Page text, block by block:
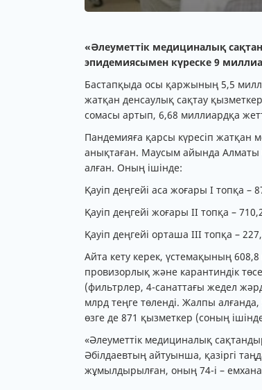
«Әлеуметтік медициналық
эпидемиясымен күреске 9
Бастапқыда осы қаржының 5,5
жатқан денсаулық сақтау
сомасы артып, 6,68 миллиардқа
Пандемияға қарсы күресіп жатқан
анықтаған. Маусым айында
алған. Оның ішінде:
Қауіп деңгейі аса жоғары І топқа
Қауіп деңгейі жоғары ІІ топқа –
Қауіп деңгейі орташа ІІІ топқа –
Айта кету керек, үстемақының
провизорлық және карантиндік
(фильтрлер, 4-санаттағы жедел
млрд теңге төленді. Жалпы
өзге де 871 қызметкер (соның
«Әлеуметтік медициналық
Әбілдаевтың айтуынша, қазіргі
жұмылдырылған, оның 74-і –